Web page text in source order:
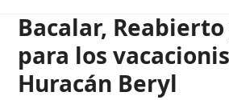
Bacalar,
para los
Huracán Beryl